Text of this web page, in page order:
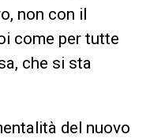
non con il
come per tutte
che si sta
del nuovo